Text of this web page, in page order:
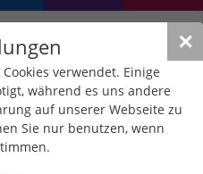
✕
verwendet. Einige
während es uns andere
auf unserer Webseite zu
Sie nur benutzen, wenn